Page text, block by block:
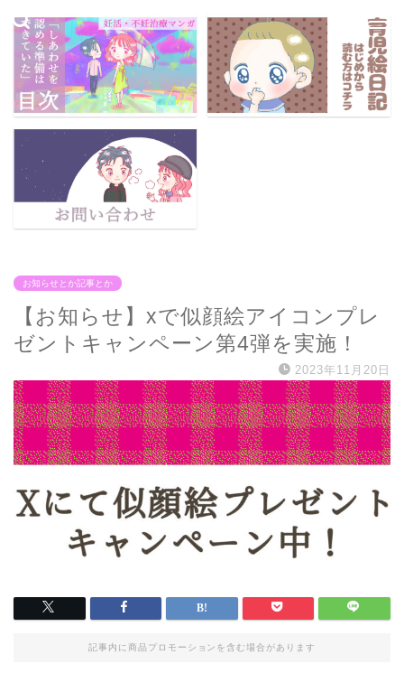
お知らせとか記事とか
【お知らせ】xで似顔絵アイコンプレ
ゼントキャンペーン第4弾を実施！
2023年11月20日
記事内に商品プロモーションを含む場合があります